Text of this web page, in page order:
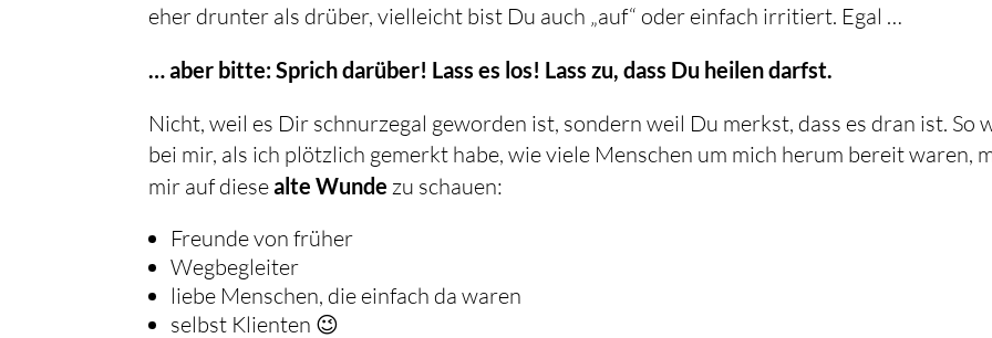
eher drunter als drüber, vielleicht bist Du auch „auf“ oder einfach irritiert. Egal …
… aber bitte: Sprich darüber! Lass es los! Lass zu, dass Du heilen darfst.
Nicht, weil es Dir schnurzegal geworden ist, sondern weil Du merkst, dass es dran ist. So
bei mir, als ich plötzlich gemerkt habe, wie viele Menschen um mich herum bereit waren,
mir auf diesealte Wunde zu schauen:
Freunde von früher
Wegbegleiter
liebe Menschen, die einfach da waren
selbst Klienten 😉